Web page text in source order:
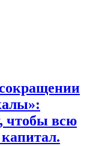
чтобы всю